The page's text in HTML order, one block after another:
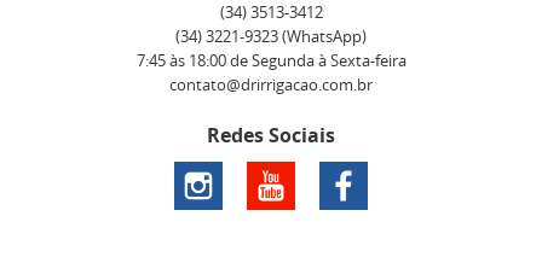
(34)3513-3412
(34)3221-9323(WhatsApp)
7:45 às 18:00 de Segunda à Sexta-feira
contato@drirrigacao.com.br
Redes Sociais